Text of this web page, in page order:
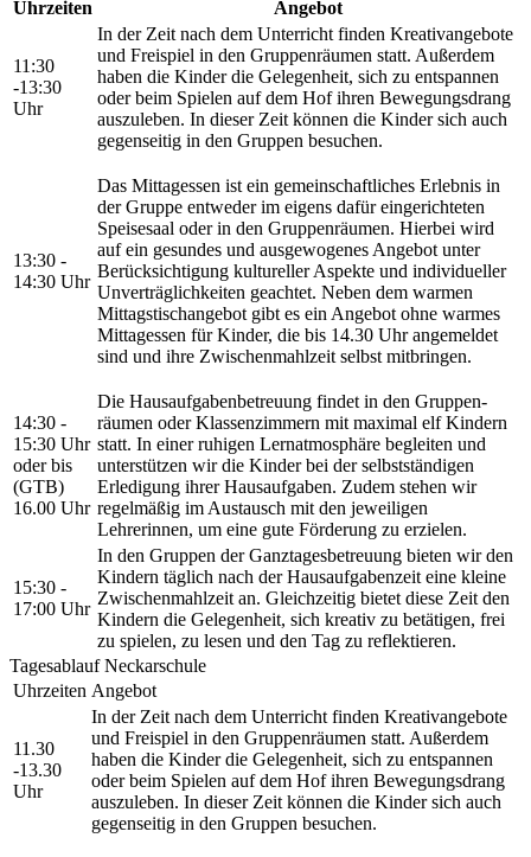
Uhrzeiten
Angebot
11:30
-13:30
Uhr
In der Zeit nach dem Unterricht finden Kreativ­angebote
und Freis­piel in den Gruppen­räumen statt. Außerdem
haben die Kinder die Gelegenheit, sich zu entspannen
oder beim Spielen auf dem Hof ihren Bewegungsdrang
auszuleben. In dieser Zeit können die Kinder sich auch
gegenseitig in den Gruppen besuchen.
13:30 -
14:30 Uhr
Das Mittagessen ist ein gemeinschaftliches Erlebnis in
der Gruppe entweder im eigens dafür eingerichteten
Speisesaal oder in den Gruppenräumen. Hierbei wird
auf ein gesundes und aus­ge­wogenes An­gebot unter
Berücksichtigung kultureller Aspekte und individueller
Unverträglichkeiten geachtet. Neben dem warmen
Mittagstischangebot gibt es ein Angebot ohne warmes
Mittagessen für Kinder, die bis 14.30 Uhr angemeldet
sind und ihre Zwischenmahlzeit selbst mitbringen.
14:30 -
15:30 Uhr
oder bis
(GTB)
16.00 Uhr
Die Hausaufgaben­betreuung findet in den Gruppen­
räumen oder Klassen­zimmern mit maximal elf Kindern
statt. In einer ruhigen Lern­atmosphäre begleiten und
unter­stützen wir die Kinder bei der selbst­ständigen
Erledigung ihrer Hausauf­gaben. Zudem stehen wir
regel­mäßig im Austausch mit den jeweiligen
Lehrerinnen, um eine gute Förderung zu erzielen.
15:30 -
17:00 Uhr
In den Gruppen der Ganztagesbetreuung bieten wir den
Kindern täglich nach der Hausaufgabenzeit eine kleine
Zwischenmahlzeit an. Gleichzeitig bietet diese Zeit den
Kindern die Gelegenheit, sich kreativ zu betätigen, frei
zu spielen, zu lesen und den Tag zu reflektieren.
Tagesablauf Neckarschule
Uhrzeiten Angebot
11.30
-13.30
Uhr
In der Zeit nach dem Unterricht finden Kreativangebote
und Freispiel in den Gruppenräumen statt. Außerdem
haben die Kinder die Gelegenheit, sich zu entspannen
oder beim Spielen auf dem Hof ihren Bewegungsdrang
auszuleben. In dieser Zeit können die Kinder sich auch
gegenseitig in den Gruppen besuchen.